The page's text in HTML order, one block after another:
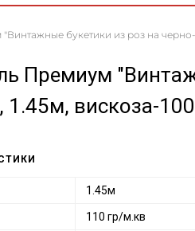
букетики из роз на черно-
Премиум
1.45м, вискоза-
1.45м
110 гр/м.кв